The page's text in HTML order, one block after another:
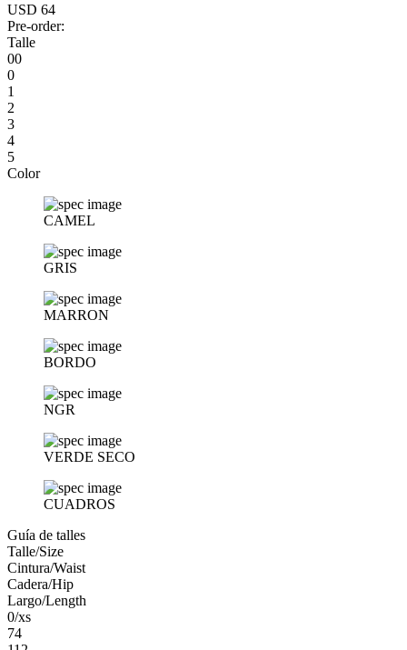
USD 64
Pre-order:
Talle
00
0
1
2
3
4
5
Color
CAMEL
GRIS
MARRON
BORDO
NGR
VERDE SECO
CUADROS
Guía de talles
Talle/Size
Cintura/Waist
Cadera/Hip
Largo/Length
0/xs
74